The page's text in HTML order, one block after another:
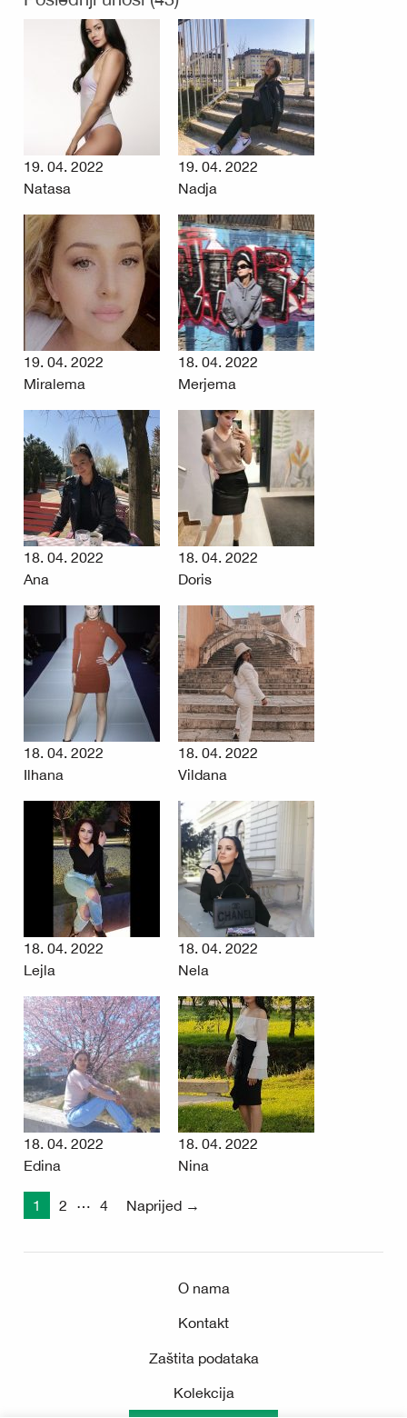
19. 04. 2022
Natasa
19. 04. 2022
Nadja
19. 04. 2022
Miralema
18. 04. 2022
Merjema
18. 04. 2022
Ana
18. 04. 2022
Doris
18. 04. 2022
Ilhana
18. 04. 2022
Vildana
18. 04. 2022
Lejla
18. 04. 2022
Nela
18. 04. 2022
Edina
18. 04. 2022
Nina
1 2 … 4 Naprijed →
O nama
Kontakt
Zaštita podataka
Kolekcija